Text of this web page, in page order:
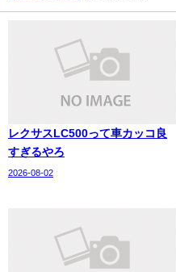
レクサスLC500って車カッコ良
すぎるやろ
2026-08-02